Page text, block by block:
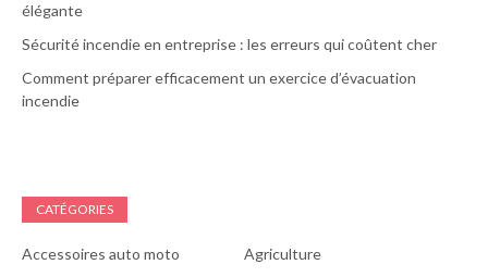
élégante
Sécurité incendie en entreprise : les erreurs qui coûtent cher
Comment préparer efficacement un exercice d’évacuation
incendie
CATÉGORIES
Accessoires auto moto
Agriculture